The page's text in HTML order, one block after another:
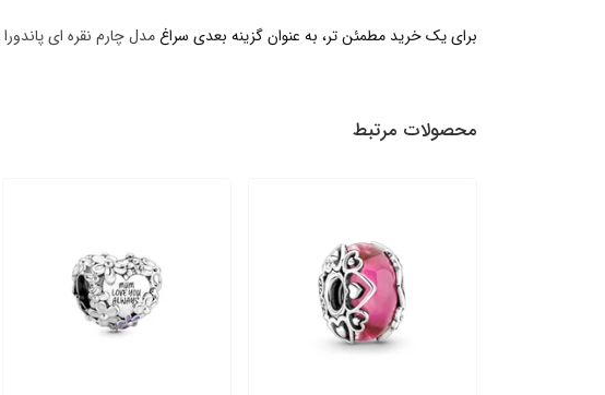
برای یک خرید مطمئن تر، به عنوان گزینه بعدی سراغمدل چارم نقره ای پاندورا
محصولات مرتبط